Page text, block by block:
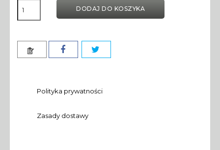
DODAJ DO KOSZYKA
Polityka prywatności
Zasady dostawy